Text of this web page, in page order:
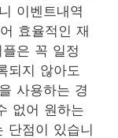
이벤트내역
효율적인 재
은 꼭 일정
되지 않아도
사용하는 경
없어 원하는
단점이 있습니